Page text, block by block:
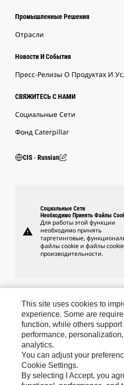
Промышленные Решения
Отрасли
Новости И События
Пресс-Релизы О Продуктах И
СВЯЖИТЕСЬ С НАМИ
Социальные Сети
Фонд Caterpillar
CIS ‧ Russian
warning
Социальные Сети
Необходимо Принять Файлы
Для работы этой функции
необходимо принять
таргетинговые,
файлы cookie и файлы cookie
производительности.
Caterpillar.com
Связаться С Caterpillar
Карта Сайта
Cookie Settings
This site uses cookies to
experience. Some are
function, while others support
performance,
analytics.
You can adjust your
Cookie Settings.
By selecting I Accept, you